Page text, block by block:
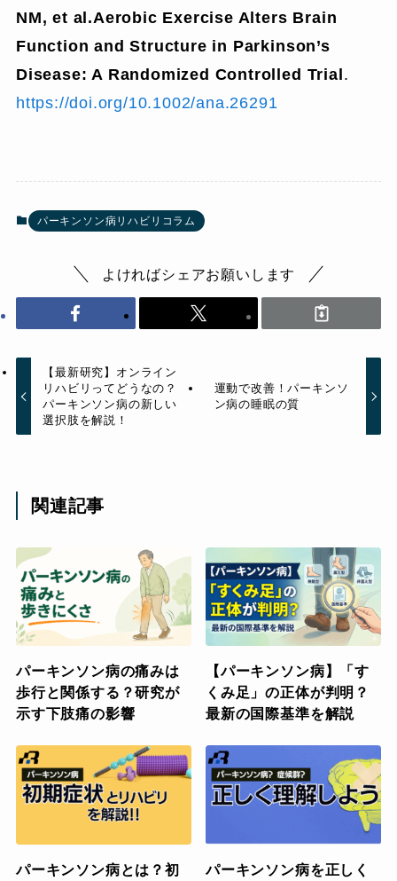
NM, et al.Aerobic Exercise Alters Brain
Function and Structure in Parkinson’s
Disease: A Randomized Controlled Trial .
https://doi.org/10.1002/ana.26291
パーキンソン病リハビリコラム
よければシェアお願いします
【最新研究】オンライン
リハビリってどうなの？
パーキンソン病の新しい
選択肢を解説！
運動で改善！パーキンソ
ン病の睡眠の質
関連記事
パーキンソン病の痛みは
歩行と関係する？研究が
示す下肢痛の影響
【パーキンソン病】「す
くみ足」の正体が判明？
最新の国際基準を解説
パーキンソン病とは？初
パーキンソン病を正しく